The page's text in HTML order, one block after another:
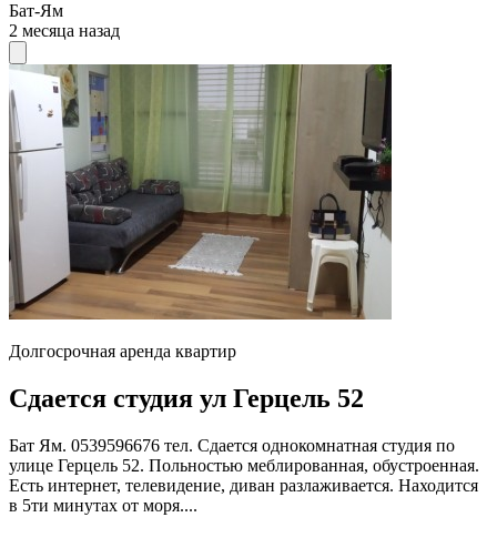
Бат-Ям
2 месяца назад
Долгосрочная аренда квартир
Сдается студия ул Герцель 52
Бат Ям. 0539596676 тел. Сдается однокомнатная студия по
улице Герцель 52. Польностью меблированная, обустроенная.
Есть интернет, телевидение, диван разлаживается. Находится
в 5ти минутах от моря....